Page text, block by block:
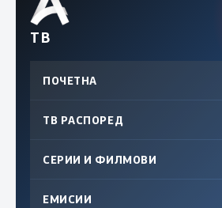
ТВ
ПОЧЕТНА
ТВ РАСПОРЕД
СЕРИИ И ФИЛМОВИ
ЕМИСИИ